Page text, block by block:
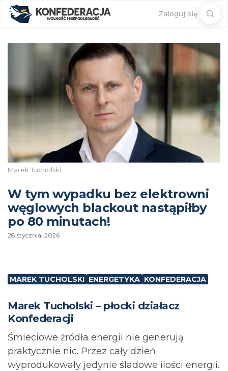
Zaloguj się
Marek Tucholski
W tym wypadku bez elektrowni
węglowych blackout nastąpiłby
po 80 minutach!
28 stycznia, 2026
MAREK TUCHOLSKI ENERGETYKA KONFEDERACJA
Marek Tucholski – płocki działacz
Konfederacji
Śmieciowe źródła energii nie generują
praktycznie nic. Przez cały dzień
wyprodukowały jedynie śladowe ilości energii.